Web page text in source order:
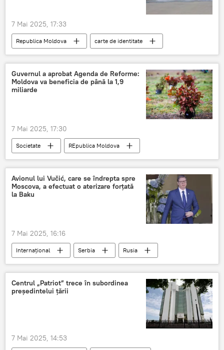
7 Mai 2025, 17:33
Republica Moldova
carte de identitate
modificarea legislației
legislație
Guvernul a aprobat Agenda de Reforme:
Moldova va beneficia de până la 1,9
miliarde
7 Mai 2025, 17:30
Societate
REpublica Moldova
Reforme
Guvernul Moldovei - știri de ultimă oră, proiecte, reforme
Avionul lui Vučić, care se îndrepta spre
Moscova, a efectuat o aterizare forțată
la Baku
7 Mai 2025, 16:16
Internațional Serbia
Rusia
Avion
aterizare
Centrul „Patriot” trece în subordinea
președintelui țării
7 Mai 2025, 14:53